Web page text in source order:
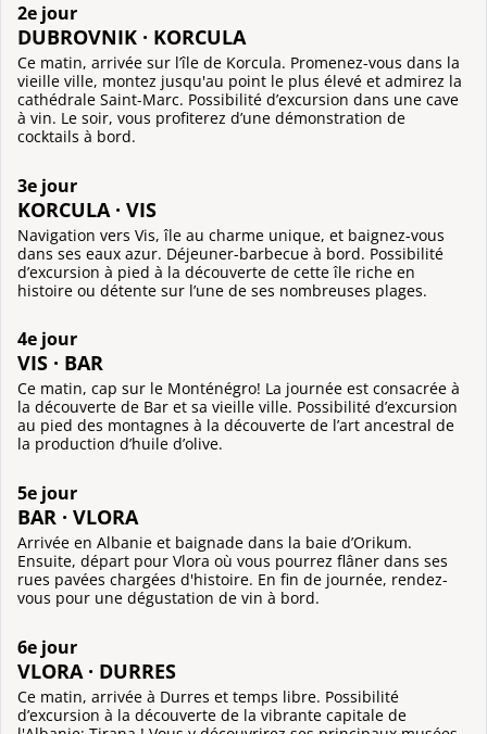
2e jour
DUBROVNIK · KORCULA
Ce matin, arrivée sur l’île de Korcula. Promenez-vous dans la
vieille ville, montez jusqu'au point le plus élevé et admirez la
cathédrale Saint-Marc. Possibilité d’excursion dans une cave
à vin. Le soir, vous profiterez d’une démonstration de
cocktails à bord.
3e jour
KORCULA · VIS
Navigation vers Vis, île au charme unique, et baignez-vous
dans ses eaux azur. Déjeuner-barbecue à bord. Possibilité
d’excursion à pied à la découverte de cette île riche en
histoire ou détente sur l’une de ses nombreuses plages.
4e jour
VIS · BAR
Ce matin, cap sur le Monténégro! La journée est consacrée à
la découverte de Bar et sa vieille ville. Possibilité d’excursion
au pied des montagnes à la découverte de l’art ancestral de
la production d’huile d’olive.
5e jour
BAR · VLORA
Arrivée en Albanie et baignade dans la baie d’Orikum.
Ensuite, départ pour Vlora où vous pourrez flâner dans ses
rues pavées chargées d'histoire. En fin de journée, rendez-
vous pour une dégustation de vin à bord.
6e jour
VLORA · DURRES
Ce matin, arrivée à Durres et temps libre. Possibilité
d’excursion à la découverte de la vibrante capitale de